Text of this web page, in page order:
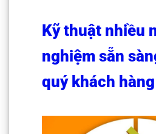
Kỹ thuật nhiều
nghiệm sẵn
quý khách hàng